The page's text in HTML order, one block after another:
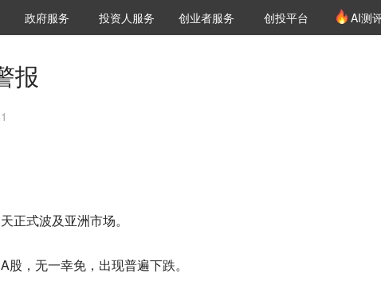
城市之窗
政府服务 VClub投资机构库
投资机构职位推介
投资人服务 创投氪堂
创业者服务 创投平台 AI测
报
正式波及亚洲市场。
，无一幸免，出现普遍下跌。